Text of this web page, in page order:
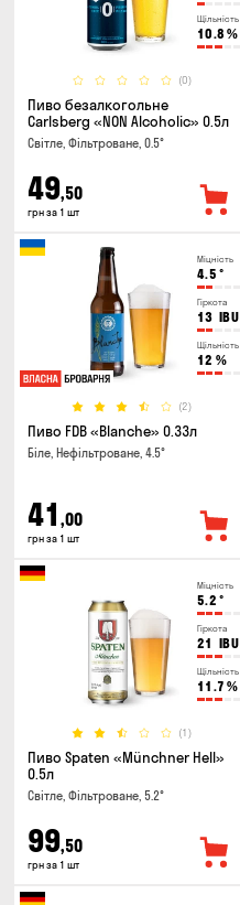
Щільність
10.8 %
(0)
Пиво безалкогольне
Carlsberg «NON Alcoholic» 0.5л
Світле, Фільтроване, 0.5°
49,50
грн за 1 шт
Міцність
4.5 °
Гіркота
13 IBU
Щільність
12 %
(2)
Пиво FDB «Blanche» 0.33л
Біле, Нефільтроване, 4.5°
41 ,00
грн за 1 шт
Міцність
5.2 °
Гіркота
21 IBU
Щільність
11.7 %
(1)
Пиво Spaten «Münchner Hell»
0.5л
Світле, Фільтроване, 5.2°
99,50
грн за 1 шт